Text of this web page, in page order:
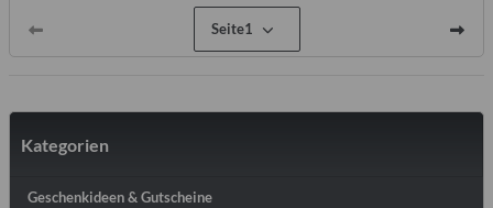
Seite1
Kategorien
Geschenkideen & Gutscheine